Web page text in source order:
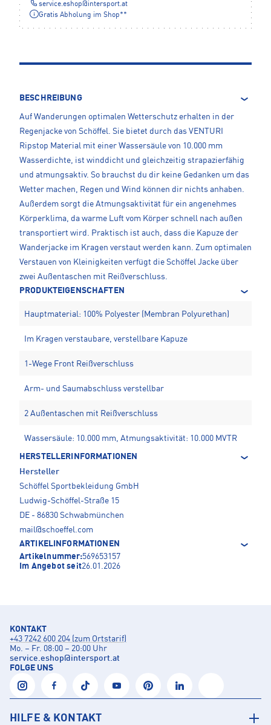
service.eshop@ intersport.at
Gratis Abholung im Shop**
BESCHREIBUNG
Auf Wanderungen optimalen Wetterschutz erhalten in der
Regenjacke von Schöffel. Sie bietet durch das VENTURI
Ripstop Material mit einer Wassersäule von 10.000 mm
Wasserdichte, ist winddicht und gleichzeitig strapazierfähig
und atmungsaktiv. So brauchst du dir keine Gedanken um das
Wetter machen, Regen und Wind können dir nichts anhaben.
Außerdem sorgt die Atmungsaktivität für ein angenehmes
Körperklima, da warme Luft vom Körper schnell nach außen
transportiert wird. Praktisch ist auch, dass die Kapuze der
Wanderjacke im Kragen verstaut werden kann. Zum optimalen
Verstauen von Kleinigkeiten verfügt die Schöffel Jacke über
zwei Außentaschen mit Reißverschluss.
PRODUKTEIGENSCHAFTEN
Hauptmaterial: 100% Polyester (Membran Polyurethan)
Im Kragen verstaubare, verstellbare Kapuze
1-Wege Front Reißverschluss
Arm- und Saumabschluss verstellbar
2 Außentaschen mit Reißverschluss
Wassersäule: 10.000 mm, Atmungsaktivität: 10.000 MVTR
HERSTELLERINFORMATIONEN
Hersteller
Schöffel Sportbekleidung GmbH
Ludwig-Schöffel-Straße 15
DE - 86830 Schwabmünchen
mail@schoeffel.com
ARTIKELINFORMATIONEN
Artikelnummer:569653157
Im Angebot seit26.01.2026
KONTAKT
+43 7242 600 204 (zum Ortstarif)
Mo. – Fr. 08:00 – 20:00 Uhr
service.eshop@intersport.at
FOLGE UNS
HILFE & KONTAKT